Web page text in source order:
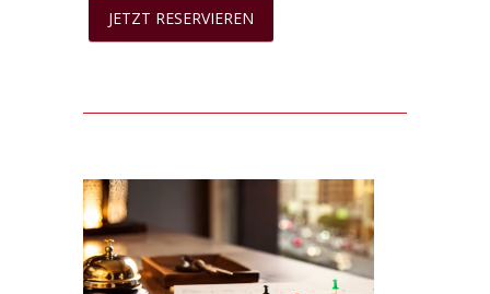
JETZT RESERVIEREN